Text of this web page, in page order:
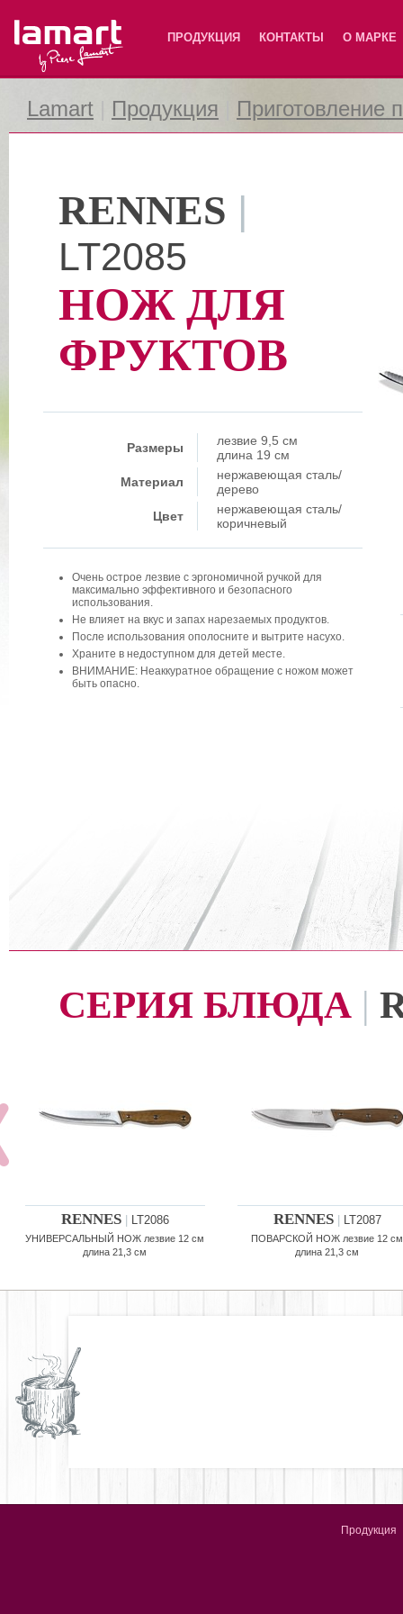
Lamart ПРОДУКЦИЯ КОНТАКТЫ О МАРКЕ
Lamart Продукция Приготовление
RENNES |
LT2085
НОЖ ДЛЯ
ФРУКТОВ
Размеры
лезвие 9,5 см
длина 19 см
Материал
нержавеющая сталь/
дерево
Цвет
нержавеющая сталь/
коричневый
Очень острое лезвие с эргономичной ручкой для
максимально эффективного и безопасного
использования.
Не влияет на вкус и запах нарезаемых продуктов.
После использования ополосните и вытрите насухо.
Храните в недоступном для детей месте.
ВНИМАНИЕ: Неаккуратное обращение с ножом может
быть опасно.
СЕРИЯ БЛЮДА |
RENNES LT2086
УНИВЕРСАЛЬНЫЙ НОЖ лезвие 12 см
длина 21,3 см
RENNES LT2087
ПОВАРСКОЙ НОЖ лезвие 12 см
длина 21,3 см
Продукция